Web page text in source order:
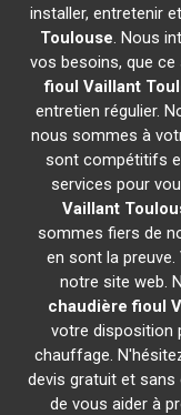
installer, entretenir
Toulouse. Nous
vos besoins, que
fioul Vaillant
entretien régulier.
nous sommes à
sont compétitifs
services pour
Vaillant
sommes fiers de
en sont la
notre site web.
chaudière fioul
votre disposition
chauffage.
devis gratuit et
de vous aider à